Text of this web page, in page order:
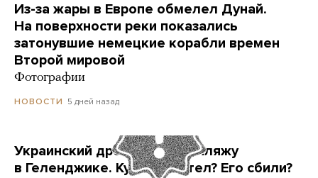
Из-за жары в Европе обмелел Дунай.
На поверхности реки показались
затонувшие немецкие корабли времен
Второй мировой
Фотографии
НОВОСТИ 5 дней назад
Украинский дрон попал по пляжу
в Геленджике. Куда он летел? Его сбили?